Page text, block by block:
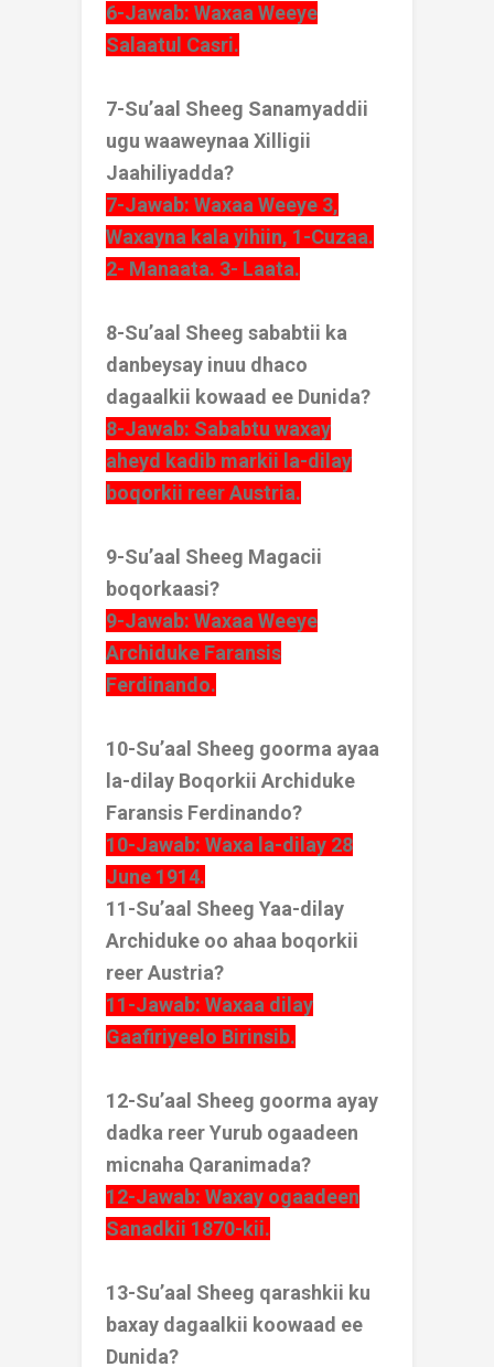
6-Jawab: Waxaa Weeye
Salaatul Casri.
7-Su’aal Sheeg Sanamyaddii
ugu waaweynaa Xilligii
Jaahiliyadda?
7-Jawab: Waxaa Weeye 3,
Waxayna kala yihiin, 1-Cuzaa.
2- Manaata. 3- Laata.
8-Su’aal Sheeg sababtii ka
danbeysay inuu dhaco
dagaalkii kowaad ee Dunida?
8-Jawab: Sababtu waxay
aheyd kadib markii la-dilay
boqorkii reer Austria.
9-Su’aal Sheeg Magacii
boqorkaasi?
9-Jawab: Waxaa Weeye
Archiduke Faransis
Ferdinando.
10-Su’aal Sheeg goorma ayaa
la-dilay Boqorkii Archiduke
Faransis Ferdinando?
10-Jawab: Waxa la-dilay 28
June 1914.
11-Su’aal Sheeg Yaa-dilay
Archiduke oo ahaa boqorkii
reer Austria?
11-Jawab: Waxaa dilay
Gaafiriyeelo Birinsib.
12-Su’aal Sheeg goorma ayay
dadka reer Yurub ogaadeen
micnaha Qaranimada?
12-Jawab: Waxay ogaadeen
Sanadkii 1870-kii.
13-Su’aal Sheeg qarashkii ku
baxay dagaalkii koowaad ee
Dunida?